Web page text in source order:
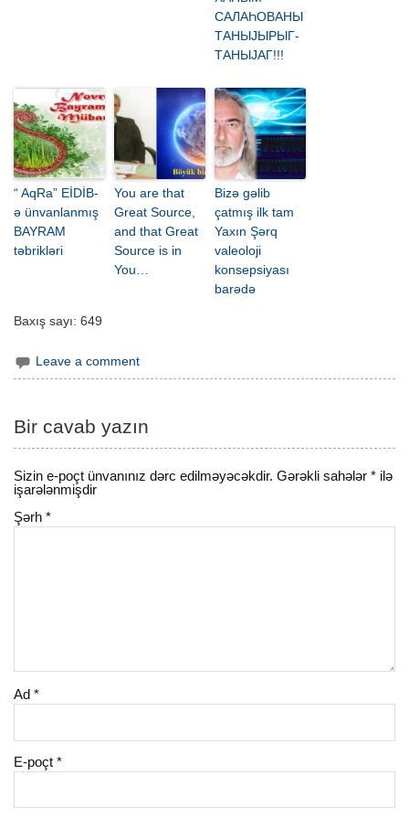
САЛАҺОВАНЫ
ТАНЫЈЫРЫГ-
ТАНЫЈАГ!!!
“ AqRa” EİDİB-
ə ünvanlanmış
BAYRAM
təbrikləri
You are that
Great Source,
and that Great
Source is in
You…
Bizə gəlib
çatmış ilk tam
Yaxın Şərq
valeoloji
konsepsiyası
barədə
Baxış sayı: 649
Leave a comment
Bir cavab yazın
Sizin e-poçt ünvanınız dərc edilməyəcəkdir. Gərəkli sahələr* ilə
işarələnmişdir
Şərh*
Ad*
E-poçt*